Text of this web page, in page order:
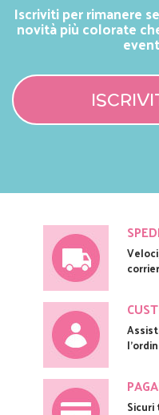
Iscriviti per rimanere
novità più colorate